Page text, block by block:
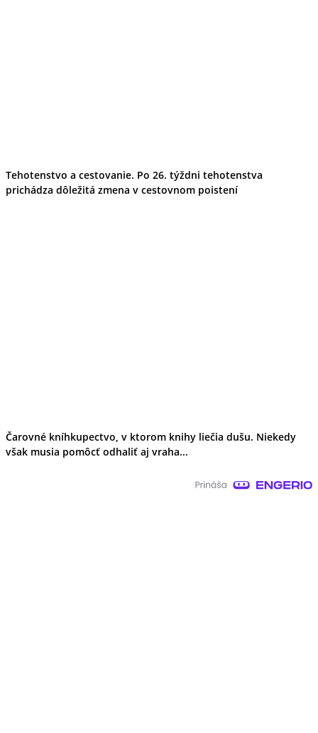
Tehotenstvo a cestovanie. Po 26. týždni tehotenstva
prichádza dôležitá zmena v cestovnom poistení
Čarovné kníhkupectvo, v ktorom knihy liečia dušu. Niekedy
však musia pomôcť odhaliť aj vraha...